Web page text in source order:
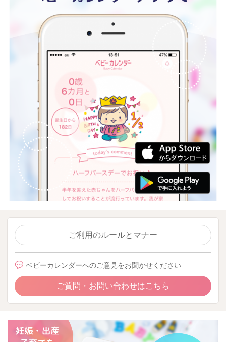
ご利用のルールとマナー
ベビーカレンダーへのご意見をお聞かせください
ご質問・お問い合わせはこちら